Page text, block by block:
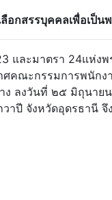
ลือกสรรบุคคลเพื่อเป็น
และมาตรา 24แห่ง
คณะกรรมการพนักง
ง ลงวันที่ ๒๕ มิถุนาย
าปี จังหวัดอุดรธานี